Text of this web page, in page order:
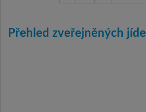
Přehled zveřejněných